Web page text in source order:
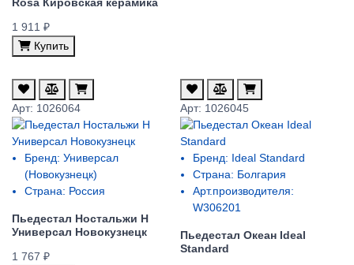
1 911 ₽
Купить
Арт: 1026064
Бренд: Универсал
(Новокузнецк)
Страна: Россия
Пьедестал Ностальжи Н
Универсал Новокузнецк
1 767 ₽
Арт: 1026045
Бренд: Ideal Standard
Страна: Болгария
Арт.производителя:
W306201
Пьедестал Океан Ideal
Standard